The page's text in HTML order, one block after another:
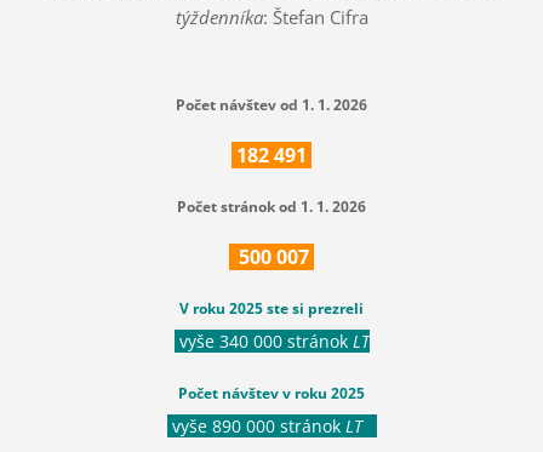
týždenníka: Štefan Cifra
Počet návštev od 1. 1. 2026
182491
Počet stránok od 1. 1. 2026
500007
V roku 2025 ste si prezreli
vyše 340 000 stránok LT
Počet návštev v roku 2025
vyše 890 000 stránok LT